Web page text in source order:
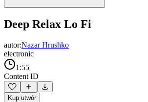
Deep Relax Lo Fi
autor:Nazar Hrushko
electronic
1:55
Content ID
Kup utwór